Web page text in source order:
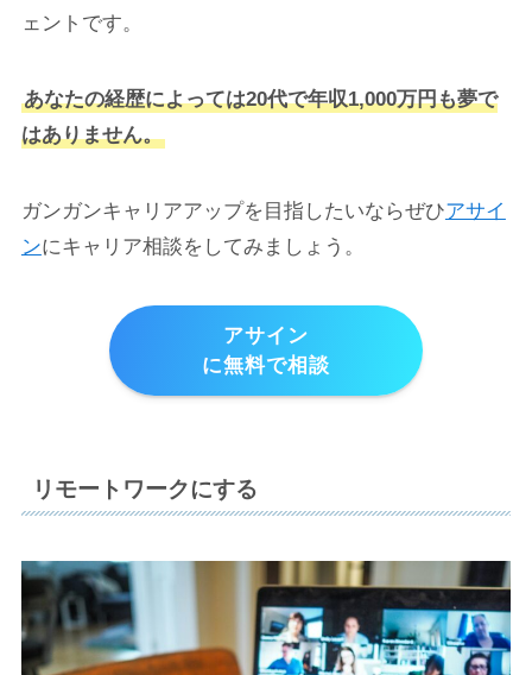
ェントです。
あなたの経歴によっては20代で年収1,000万円も夢で
はありません。
ガンガンキャリアアップを目指したいならぜひアサイ
ンにキャリア相談をしてみましょう。
アサイン
に無料で相談
リモートワークにする